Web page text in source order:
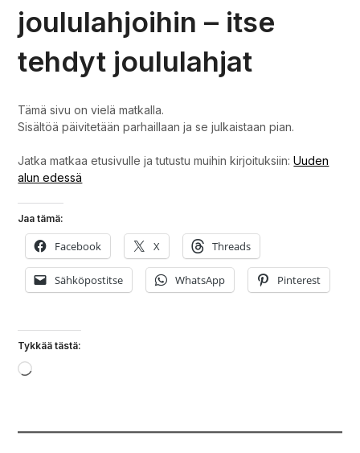
joululahjoihin – itse
tehdyt joululahjat
Tämä sivu on vielä matkalla.
Sisältöä päivitetään parhaillaan ja se julkaistaan pian.
Jatka matkaa etusivulle ja tutustu muihin kirjoituksiin:Uuden
alun edessä
Jaa tämä:
Facebook X Threads
Sähköpostitse WhatsApp Pinterest
Tykkää tästä:
Loading…